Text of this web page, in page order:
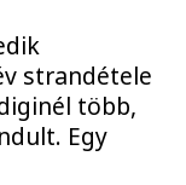
strandétele
több,
Egy